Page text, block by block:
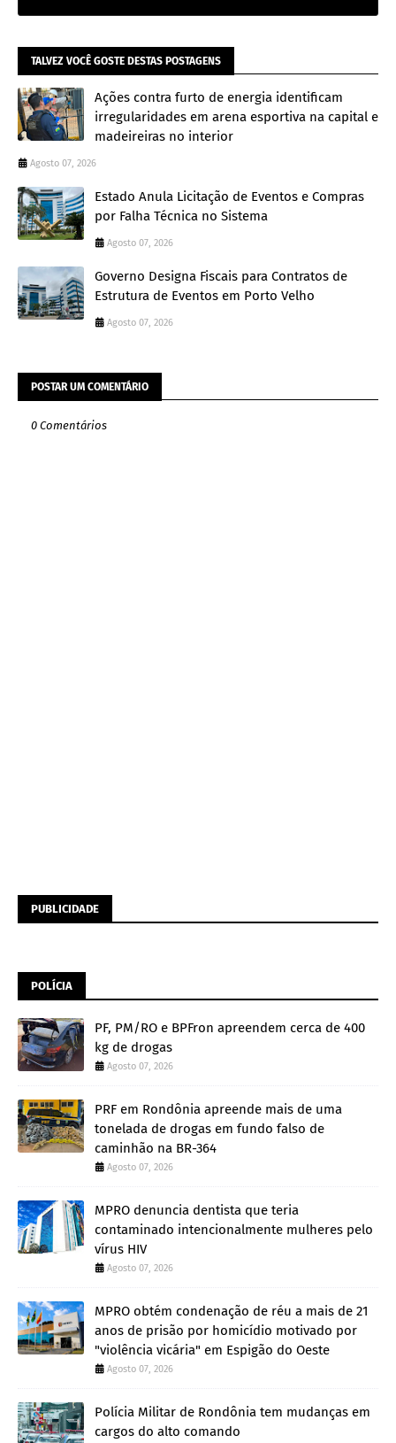
TALVEZ VOCÊ GOSTE DESTAS POSTAGENS
Ações contra furto de energia identificam
irregularidades em arena esportiva na capital e
madeireiras no interior
Agosto 07, 2026
Estado Anula Licitação de Eventos e Compras
por Falha Técnica no Sistema
Agosto 07, 2026
Governo Designa Fiscais para Contratos de
Estrutura de Eventos em Porto Velho
Agosto 07, 2026
POSTAR UM COMENTÁRIO
0 Comentários
PUBLICIDADE
POLÍCIA
PF, PM/RO e BPFron apreendem cerca de 400
kg de drogas
Agosto 07, 2026
PRF em Rondônia apreende mais de uma
tonelada de drogas em fundo falso de
caminhão na BR-364
Agosto 07, 2026
MPRO denuncia dentista que teria
contaminado intencionalmente mulheres pelo
vírus HIV
Agosto 07, 2026
MPRO obtém condenação de réu a mais de 21
anos de prisão por homicídio motivado por
"violência vicária" em Espigão do Oeste
Agosto 07, 2026
Polícia Militar de Rondônia tem mudanças em
cargos do alto comando